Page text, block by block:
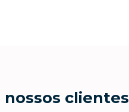
clientes